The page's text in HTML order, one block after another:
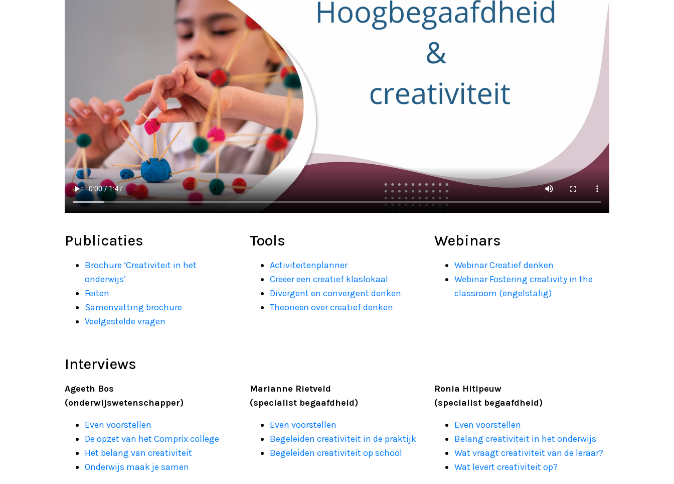
Publicaties Tools Webinars
Brochure ‘Creativiteit in het
onderwijs’
Feiten
Samenvatting brochure
Veelgestelde vragen
Activiteitenplanner
Creëer een creatief klaslokaal
Divergent en convergent denken
Theorieën over creatief denken
Webinar Creatief denken
Webinar Fostering creativity in the
classroom (engelstalig)
Interviews
Ageeth Bos
(onderwijswetenschapper)
Even voorstellen
De opzet van het Comprix college
Het belang van creativiteit
Onderwijs maak je samen
Marianne Rietveld
(specialist begaafdheid)
Even voorstellen
Begeleiden creativiteit in de praktijk
Begeleiden creativiteit op school
Ronia Hitipeuw
(specialist begaafdheid)
Even voorstellen
Belang creativiteit in het onderwijs
Wat vraagt creativiteit van de leraar?
Wat levert creativiteit op?